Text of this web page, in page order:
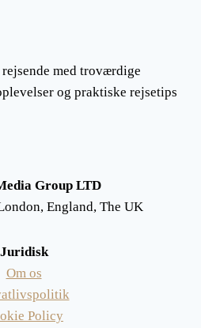
med troværdige
og praktiske rejsetips
Group LTD
England, The UK
Juridisk
Om os
Policy